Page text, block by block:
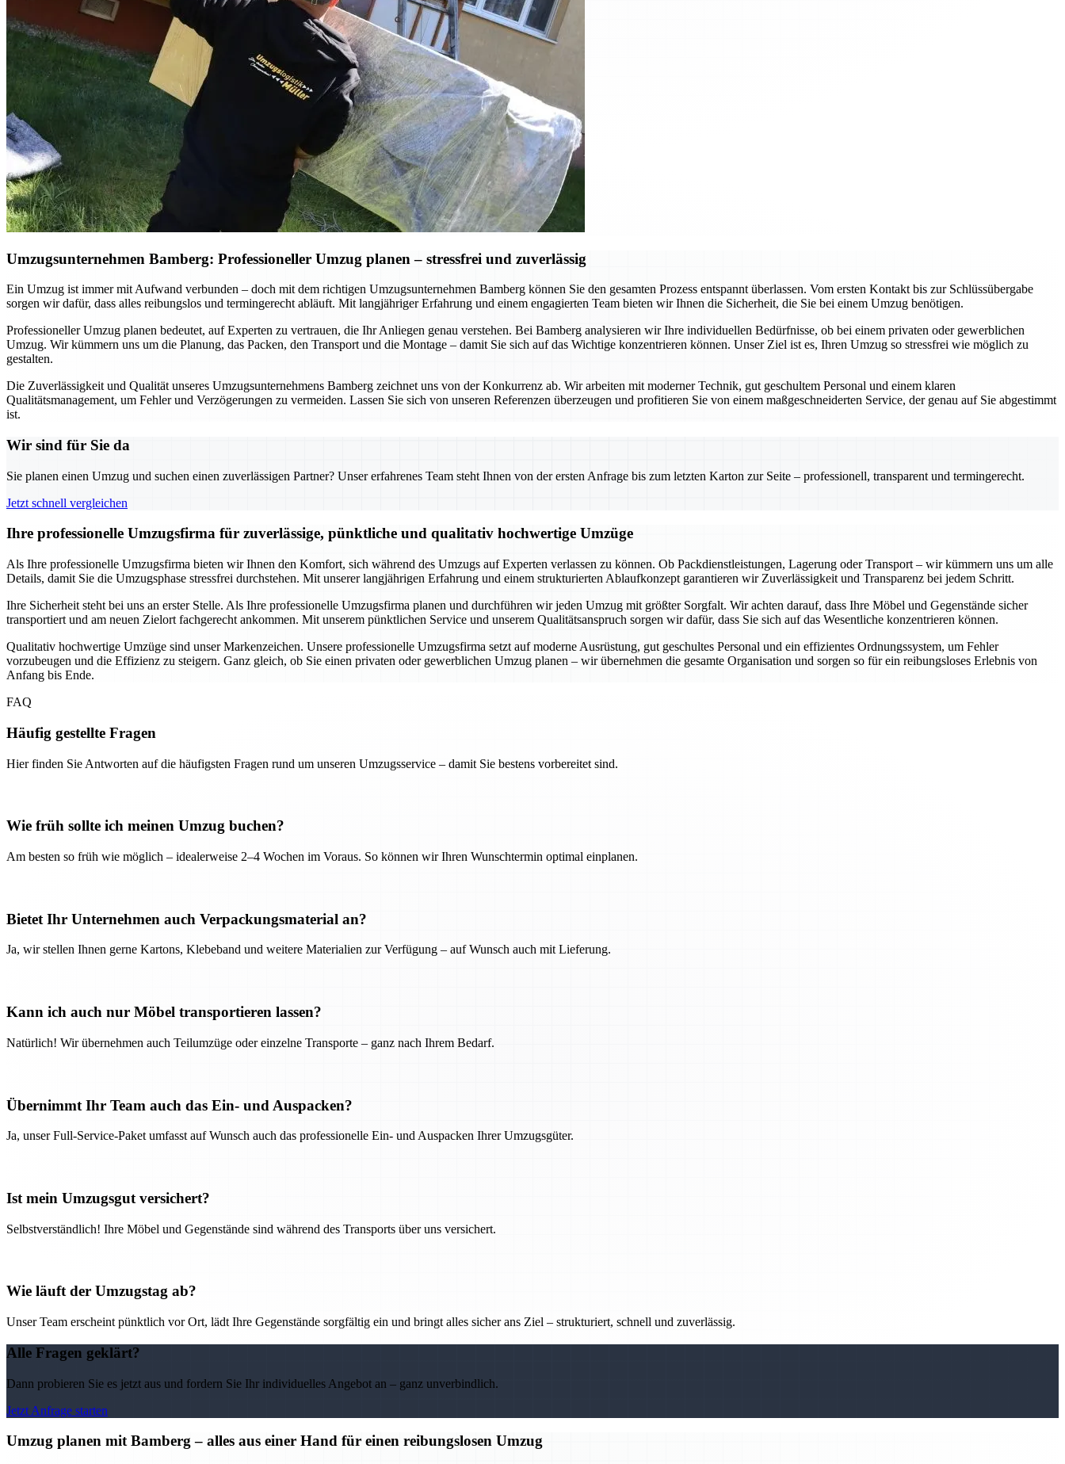
Umzugsunternehmen Bamberg: Professioneller Umzug planen – stressfrei und zuverlässig
Ein Umzug ist immer mit Aufwand verbunden – doch mit dem richtigen Umzugsunternehmen Bamberg können Sie den gesamten Prozess entspannt überlassen. Vom ersten Kontakt bis zur Schlüssübergabe
sorgen wir dafür, dass alles reibungslos und termingerecht abläuft. Mit langjähriger Erfahrung und einem engagierten Team bieten wir Ihnen die Sicherheit, die Sie bei einem Umzug benötigen.
Professioneller Umzug planen bedeutet, auf Experten zu vertrauen, die Ihr Anliegen genau verstehen. Bei Bamberg analysieren wir Ihre individuellen Bedürfnisse, ob bei einem privaten oder gewerblichen
Umzug. Wir kümmern uns um die Planung, das Packen, den Transport und die Montage – damit Sie sich auf das Wichtige konzentrieren können. Unser Ziel ist es, Ihren Umzug so stressfrei wie möglich zu
gestalten.
Die Zuverlässigkeit und Qualität unseres Umzugsunternehmens Bamberg zeichnet uns von der Konkurrenz ab. Wir arbeiten mit moderner Technik, gut geschultem Personal und einem klaren
Qualitätsmanagement, um Fehler und Verzögerungen zu vermeiden. Lassen Sie sich von unseren Referenzen überzeugen und profitieren Sie von einem maßgeschneiderten Service, der genau auf Sie abgestimmt
ist.
Wir sind für Sie da
Sie planen einen Umzug und suchen einen zuverlässigen Partner? Unser erfahrenes Team steht Ihnen von der ersten Anfrage bis zum letzten Karton zur Seite – professionell, transparent und termingerecht.
Jetzt schnell vergleichen
Ihre professionelle Umzugsfirma für zuverlässige, pünktliche und qualitativ hochwertige Umzüge
Als Ihre professionelle Umzugsfirma bieten wir Ihnen den Komfort, sich während des Umzugs auf Experten verlassen zu können. Ob Packdienstleistungen, Lagerung oder Transport – wir kümmern uns um alle
Details, damit Sie die Umzugsphase stressfrei durchstehen. Mit unserer langjährigen Erfahrung und einem strukturierten Ablaufkonzept garantieren wir Zuverlässigkeit und Transparenz bei jedem Schritt.
Ihre Sicherheit steht bei uns an erster Stelle. Als Ihre professionelle Umzugsfirma planen und durchführen wir jeden Umzug mit größter Sorgfalt. Wir achten darauf, dass Ihre Möbel und Gegenstände sicher
transportiert und am neuen Zielort fachgerecht ankommen. Mit unserem pünktlichen Service und unserem Qualitätsanspruch sorgen wir dafür, dass Sie sich auf das Wesentliche konzentrieren können.
Qualitativ hochwertige Umzüge sind unser Markenzeichen. Unsere professionelle Umzugsfirma setzt auf moderne Ausrüstung, gut geschultes Personal und ein effizientes Ordnungssystem, um Fehler
vorzubeugen und die Effizienz zu steigern. Ganz gleich, ob Sie einen privaten oder gewerblichen Umzug planen – wir übernehmen die gesamte Organisation und sorgen so für ein reibungsloses Erlebnis von
Anfang bis Ende.
FAQ
Häufig gestellte Fragen
Hier finden Sie Antworten auf die häufigsten Fragen rund um unseren Umzugsservice – damit Sie bestens vorbereitet sind.
Wie früh sollte ich meinen Umzug buchen?
Am besten so früh wie möglich – idealerweise 2–4 Wochen im Voraus. So können wir Ihren Wunschtermin optimal einplanen.
Bietet Ihr Unternehmen auch Verpackungsmaterial an?
Ja, wir stellen Ihnen gerne Kartons, Klebeband und weitere Materialien zur Verfügung – auf Wunsch auch mit Lieferung.
Kann ich auch nur Möbel transportieren lassen?
Natürlich! Wir übernehmen auch Teilumzüge oder einzelne Transporte – ganz nach Ihrem Bedarf.
Übernimmt Ihr Team auch das Ein- und Auspacken?
Ja, unser Full-Service-Paket umfasst auf Wunsch auch das professionelle Ein- und Auspacken Ihrer Umzugsgüter.
Ist mein Umzugsgut versichert?
Selbstverständlich! Ihre Möbel und Gegenstände sind während des Transports über uns versichert.
Wie läuft der Umzugstag ab?
Unser Team erscheint pünktlich vor Ort, lädt Ihre Gegenstände sorgfältig ein und bringt alles sicher ans Ziel – strukturiert, schnell und zuverlässig.
Alle Fragen geklärt?
Dann probieren Sie es jetzt aus und fordern Sie Ihr individuelles Angebot an – ganz unverbindlich.
Jetzt Anfrage starten
Umzug planen mit Bamberg – alles aus einer Hand für einen reibungslosen Umzug